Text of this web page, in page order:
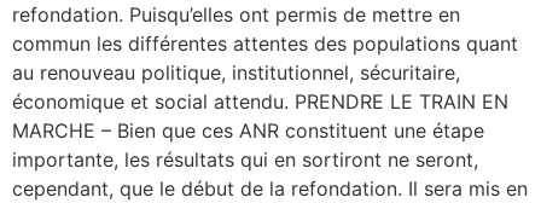
refondation. Puisqu’elles ont permis de mettre en
commun les différentes attentes des populations quant
au renouveau politique, institutionnel, sécuritaire,
économique et social attendu. PRENDRE LE TRAIN EN
MARCHE – Bien que ces ANR constituent une étape
importante, les résultats qui en sortiront ne seront,
cependant, que le début de la refondation. Il sera mis en